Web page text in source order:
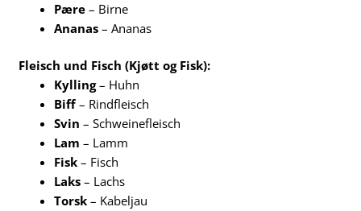
Pære – Birne
Ananas – Ananas
Fleisch und Fisch (Kjøtt og Fisk):
Kylling– Huhn
Biff– Rindfleisch
Svin – Schweinefleisch
Lam – Lamm
Fisk – Fisch
Laks – Lachs
Torsk – Kabeljau